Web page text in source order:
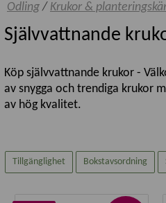
Odling/ Krukor &
Självvattnande
Köp självvattnande krukor -
av snygga och trendiga krukor
av hög kvalitet.
Med en självvattnande kruka
Tillgänglighet Bokstavsordning